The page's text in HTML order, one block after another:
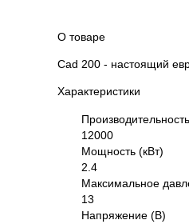
О товаре
Cad 200 - настоящий
Характеристики
12000
Мощность (кВт)
2.4
Максимальное
13
Напряжение (В)